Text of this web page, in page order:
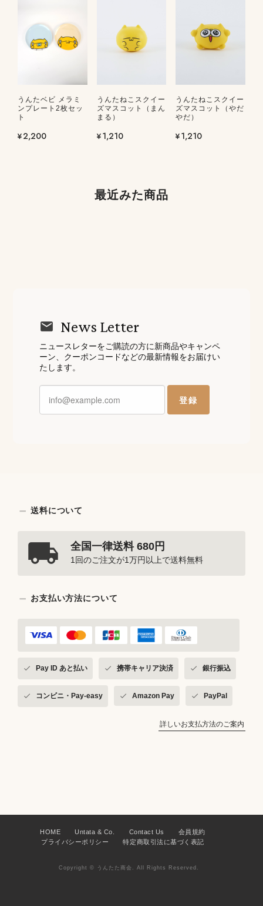
うんたベビ メラミ
ンプレート2枚セッ
ト
¥2,200
うんたねこスクイー
ズマスコット（まん
まる）
¥1,210
うんたねこスクイー
ズマスコット（やだ
やだ）
¥1,210
最近みた商品
News Letter
ニュースレターをご購読の方に新商品やキャンペ
ーン、クーポンコードなどの最新情報をお届けい
たします。
登録
送料について
全国一律送料 680円
1回のご注文が1万円以上で送料無料
お支払い方法について
Pay ID あと払い 携帯キャリア決済 銀行振込
コンビニ・Pay-easy Amazon Pay PayPal
詳しいお支払方法のご案内
HOME Untata & Co. Contact Us
会員規約
プライバシーポリシー
特定商取引法に基づく表記
Copyright © うんたた商会. All Rights Reserved.